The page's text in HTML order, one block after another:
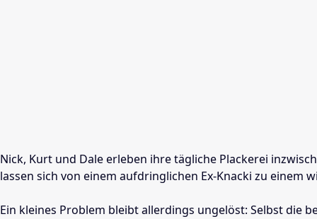
Nick, Kurt und Dale erleben ihre tägliche Plackerei
lassen sich von einem aufdringlichen Ex-Knacki zu
Ein kleines Problem bleibt allerdings ungelöst: Selbst die